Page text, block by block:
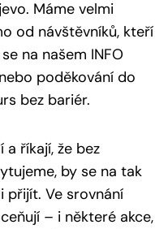
Máme velmi
od návštěvníků, kteří
na našem INFO
poděkování do
bez bariér.
a říkají, že bez
by se na tak
přijít. Ve srovnání
– i některé akce,